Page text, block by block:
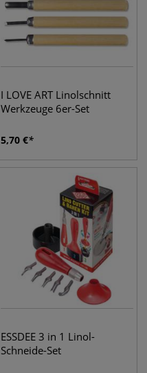
I LOVE ART Linolschnitt
Werkzeuge 6er-Set
5,70 €
ESSDEE 3 in 1 Linol-
Schneide-Set